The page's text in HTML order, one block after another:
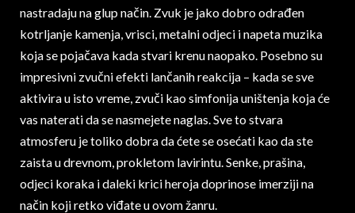
nastradaju na glup način. Zvuk je jako dobro odrađen
kotrljanje kamenja, vrisci, metalni odjeci i napeta muzika
koja se pojačava kada stvari krenu naopako. Posebno su
impresivni zvučni efekti lančanih reakcija – kada se sve
aktivira u isto vreme, zvuči kao simfonija uništenja koja će
vas naterati da se nasmejete naglas. Sve to stvara
atmosferu je toliko dobra da ćete se osećati kao da ste
zaista u drevnom, prokletom lavirintu. Senke, prašina,
odjeci koraka i daleki krici heroja doprinose imerziji na
način koji retko viđate u ovom žanru.